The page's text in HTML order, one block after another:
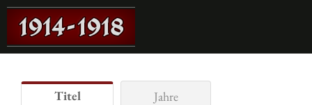
Titel
Jahre